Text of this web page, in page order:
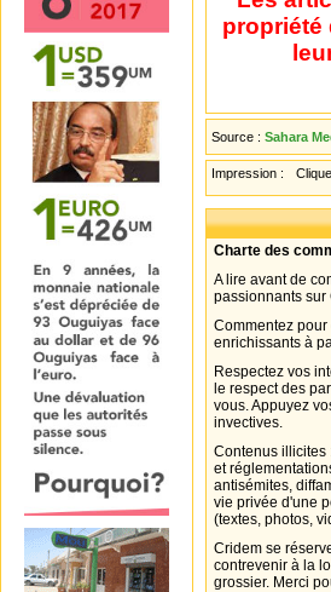
propriété
Source : Sahara
Impression :
Charte des
A lire avant de
passionnants sur
Commentez
enrichissants à
Respectez vos
le respect des
vous. Appuyez
invectives.
Contenus illicites
et
antisémites,
vie privée d'une
(textes, photos,
Cridem se
contrevenir à la
grossier. Merci